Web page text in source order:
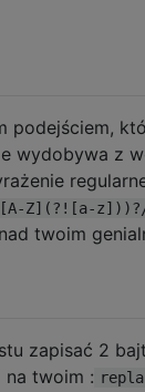
podejściem,
wydobywa z
Z](?![a-
twoim
zapisać 2
na twoim :